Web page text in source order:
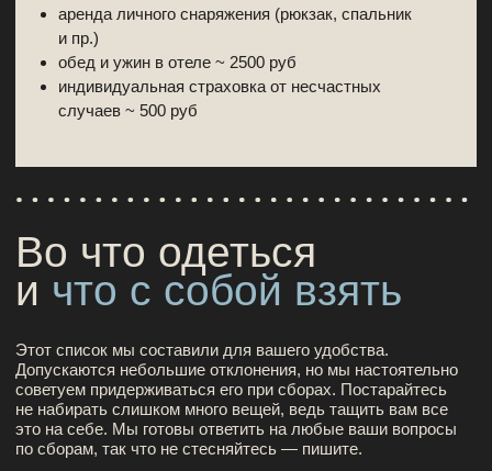
Как с вами связаться?
Telegram WhatsApp
Нажимая на кнопку, вы даетесогласиена
обработку персональных данных в соответствии с
политикой конфиденциальности